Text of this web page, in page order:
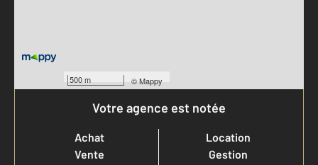
500 m ©Mappy
Votre agence est notée
Achat
Vente
Location
Gestion